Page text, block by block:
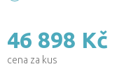
46 898 Kč
cena za kus